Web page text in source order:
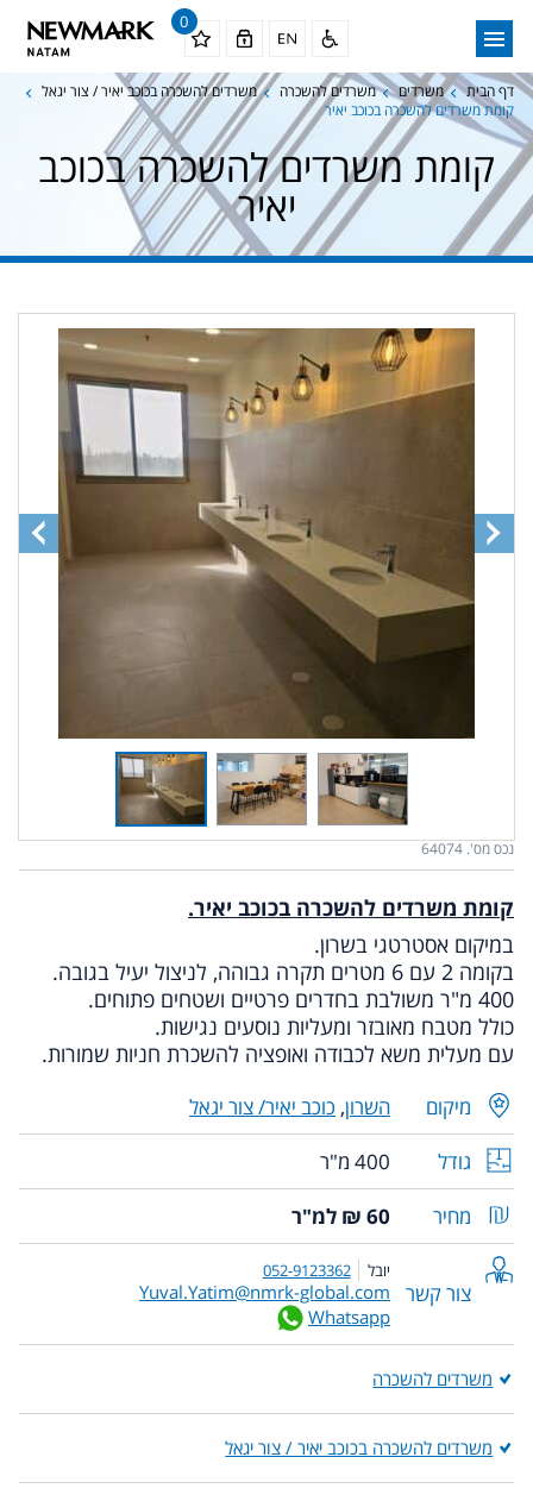
0
דף הבית משרדים משרדים להשכרה
משרדים להשכרה בכוכב יאיר / צור יגאל
קומת משרדים להשכרה בכוכב יאיר
קומת משרדים להשכרה בכוכב
יאיר
נכס מס'. 64074
קומת משרדים להשכרה בכוכב יאיר.
במיקום אסטרטגי בשרון.
בקומה 2 עם 6 מטרים תקרה גבוהה, לניצול יעיל בגובה.
400 מ"ר משולבת בחדרים פרטיים ושטחים פתוחים.
כולל מטבח מאובזר ומעליות נוסעים נגישות.
עם מעלית משא לכבודה ואופציה להשכרת חניות שמורות.
מיקום השרון, כוכב יאיר/ צור יגאל
גודל
400 מ"ר
מחיר
60 ₪ למ"ר
צור קשר
יובל 052-9123362
Yuval.Yatim@nmrk-global.com
Whatsapp
משרדים להשכרה
משרדים להשכרה בכוכב יאיר / צור יגאל